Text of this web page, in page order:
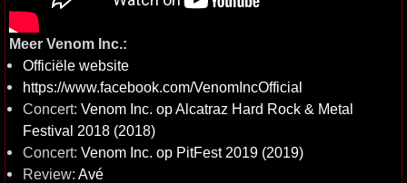
Meer Venom Inc.:
Officiële website
https://www.facebook.com/VenomIncOfficial
Concert: Venom Inc. op Alcatraz Hard Rock & Metal
Festival 2018 (2018)
Concert: Venom Inc. op PitFest 2019 (2019)
Review: Avé